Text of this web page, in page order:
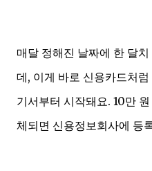
매달 정해진 날짜에 한 달
데, 이게 바로 신용카드처
기서부터 시작돼요. 10만
체되면 신용정보회사에 등